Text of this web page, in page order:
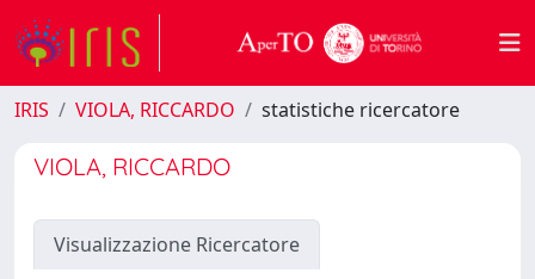
IRIS VIOLA, RICCARDO statistiche ricercatore
VIOLA, RICCARDO
Visualizzazione Ricercatore